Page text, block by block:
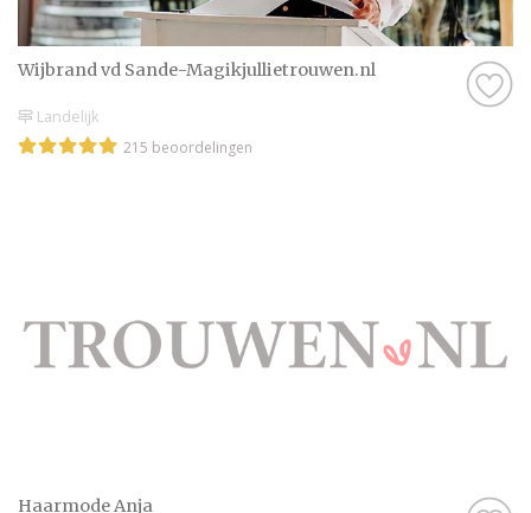
Wijbrand vd Sande-Magikjullietrouwen.nl
Landelijk
215 beoordelingen
Haarmode Anja